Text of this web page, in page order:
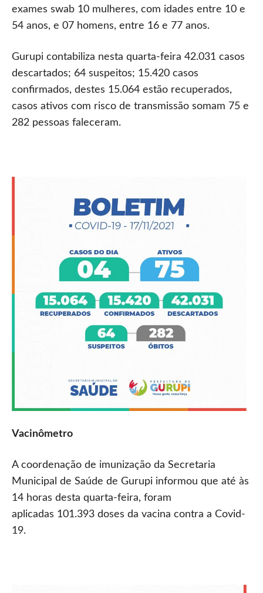
exames swab 10 mulheres, com idades entre 10 e
54 anos, e 07 homens, entre 16 e 77 anos.
Gurupi contabiliza nesta quarta-feira 42.031 casos
descartados; 64 suspeitos; 15.420 casos
confirmados, destes 15.064 estão recuperados,
casos ativos com risco de transmissão somam 75 e
282 pessoas faleceram.
Vacinômetro
A coordenação de imunização da Secretaria
Municipal de Saúde de Gurupi informou que até às
14 horas desta quarta-feira, foram
aplicadas 101.393 doses da vacina contra a Covid-
19.